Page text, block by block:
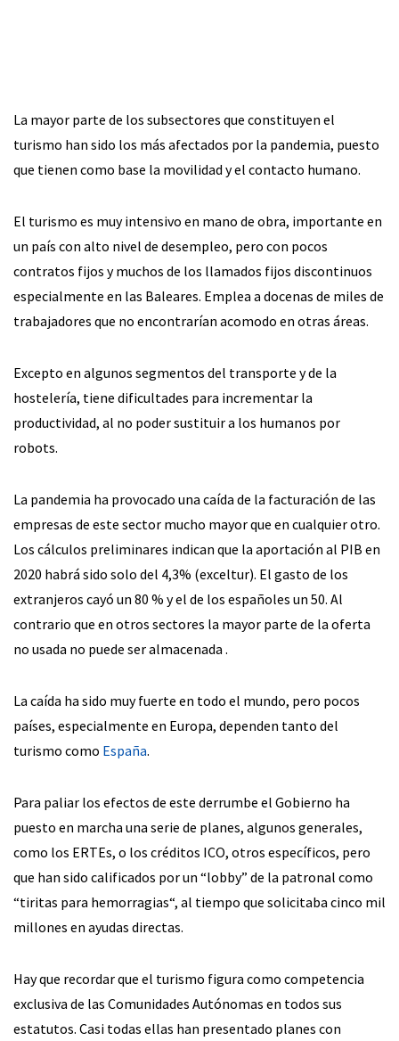
La mayor parte de los subsectores que constituyen el
turismo han sido los más afectados por la pandemia, puesto
que tienen como base la movilidad y el contacto humano.
El turismo es muy intensivo en mano de obra, importante en
un país con alto nivel de desempleo, pero con pocos
contratos fijos y muchos de los llamados fijos discontinuos
especialmente en las Baleares. Emplea a docenas de miles de
trabajadores que no encontrarían acomodo en otras áreas.
Excepto en algunos segmentos del transporte y de la
hostelería, tiene dificultades para incrementar la
productividad, al no poder sustituir a los humanos por
robots.
La pandemia ha provocado una caída de la facturación de las
empresas de este sector mucho mayor que en cualquier otro.
Los cálculos preliminares indican que la aportación al PIB en
2020 habrá sido solo del 4,3% (exceltur). El gasto de los
extranjeros cayó un 80 % y el de los españoles un 50. Al
contrario que en otros sectores la mayor parte de la oferta
no usada no puede ser almacenada .
La caída ha sido muy fuerte en todo el mundo, pero pocos
países, especialmente en Europa, dependen tanto del
turismo como España.
Para paliar los efectos de este derrumbe el Gobierno ha
puesto en marcha una serie de planes, algunos generales,
como los ERTEs, o los créditos ICO, otros específicos, pero
que han sido calificados por un “lobby” de la patronal como
“tiritas para hemorragias“, al tiempo que solicitaba cinco mil
millones en ayudas directas.
Hay que recordar que el turismo figura como competencia
exclusiva de las Comunidades Autónomas en todos sus
estatutos. Casi todas ellas han presentado planes con